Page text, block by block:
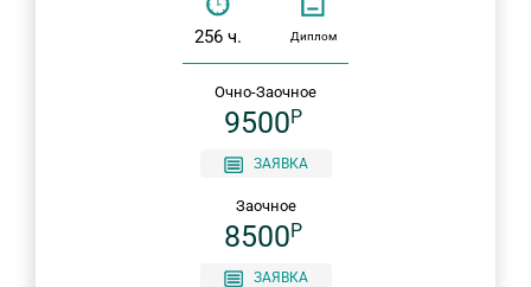
256 ч. Диплом
Очно-Заочное
9500P
ЗАЯВКА
Заочное
8500P
ЗАЯВКА